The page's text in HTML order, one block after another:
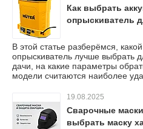
Как выбрать
опрыскиватель
В этой статье разберёмся,
опрыскиватель лучше выбрать
дачи, на какие параметры
модели считаются наиболее
19.08.2025
Сварочные
выбрать маску